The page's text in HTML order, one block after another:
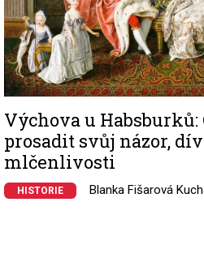
Výchova u
prosadit svůj názor,
mlčenlivosti
HISTORIE Blanka Fišarová